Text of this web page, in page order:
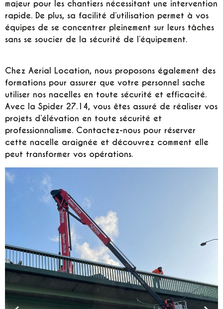
majeur pour les chantiers nécessitant une intervention
rapide. De plus, sa facilité d’utilisation permet à vos
équipes de se concentrer pleinement sur leurs tâches
sans se soucier de la sécurité de l’équipement.
Chez Aerial Location, nous proposons également des
formations pour assurer que votre personnel sache
utiliser nos nacelles en toute sécurité et efficacité.
Avec la Spider 27.14, vous êtes assuré de réaliser vos
projets d’élévation en toute sécurité et
professionnalisme. Contactez-nous pour réserver
cette nacelle araignée et découvrez comment elle
peut transformer vos opérations.